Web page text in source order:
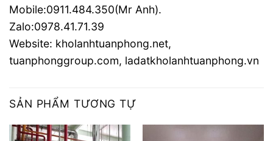
Mobile:0911.484.350(Mr Anh).
Zalo:0978.41.71.39
Website: kholanhtuanphong.net,
tuanphonggroup.com, ladatkholanhtuanphong.vn
SẢN PHẨM TƯƠNG TỰ